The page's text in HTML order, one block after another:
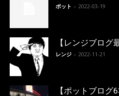
ポット - 2022-03-19
【レンジブログ
レンジ - 2022-11-21
【ポットブロ